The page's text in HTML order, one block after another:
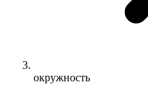
окружность